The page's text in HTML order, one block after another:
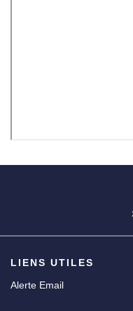
LIENS UTILES
Alerte Email